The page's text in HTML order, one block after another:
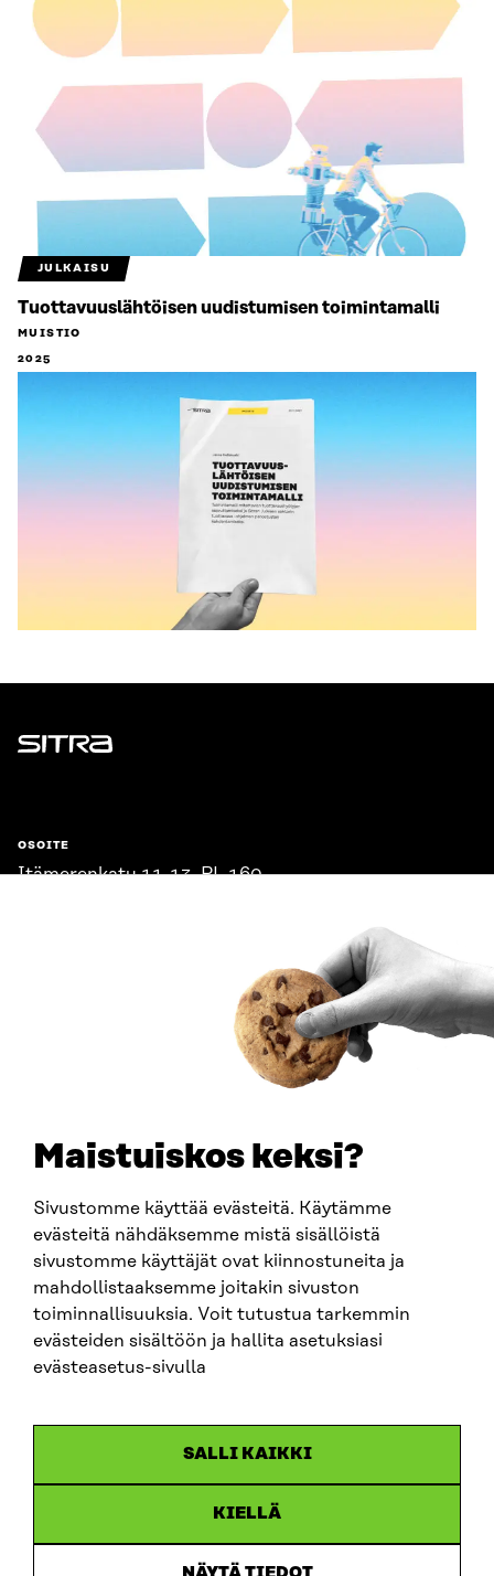
Maistuiskos keksi?
Sivustomme käyttää evästeitä. Käytämme
evästeitä nähdäksemme mistä sisällöistä
sivustomme käyttäjät ovat kiinnostuneita ja
mahdollistaaksemme joitakin sivuston
toiminnallisuuksia. Voit tutustua tarkemmin
evästeiden sisältöön ja hallita asetuksiasi
evästeasetus-sivulla
SALLI KAIKKI
KIELLÄ
JULKAISU
Tuottavuuslähtöisen uudistumisen toimintamalli
MUISTIO
2025
Sitra
OSOITE
Itämerenkatu 11-13, PL 160,
SITRA SOSIAALISESSA MEDIASSA
LinkedIn
Instagram
YouTube